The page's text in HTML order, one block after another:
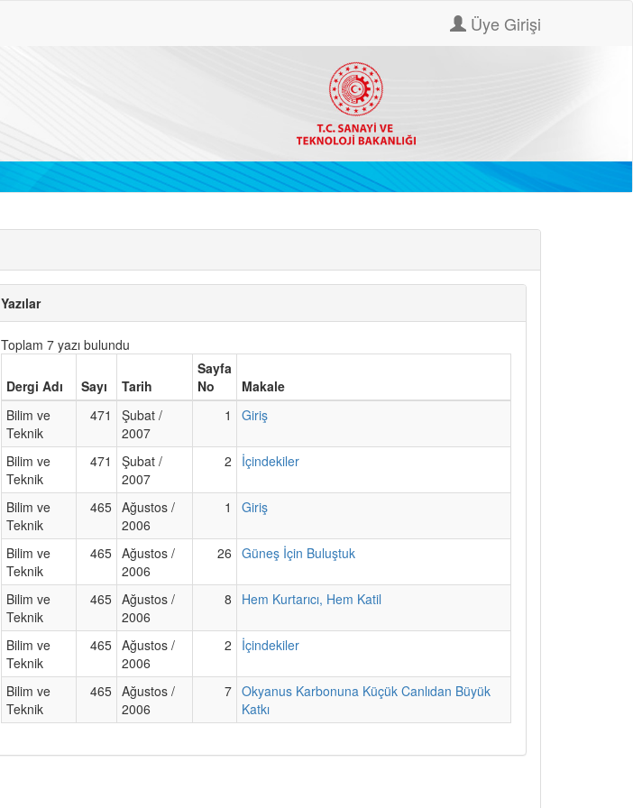
Üye Girişi
Yazılar
Toplam 7 yazı bulundu
Dergi Adı Sayı Tarih
Sayfa
No
Makale
Bilim ve
Teknik
471
Şubat /
2007
1 Giriş
Bilim ve
Teknik
471
Şubat /
2007
2 İçindekiler
Bilim ve
Teknik
465 Ağustos /
2006
1 Giriş
Bilim ve
Teknik
465 Ağustos /
2006
26 Güneş İçin Buluştuk
Bilim ve
Teknik
465 Ağustos /
2006
8 Hem Kurtarıcı, Hem Katil
Bilim ve
Teknik
465 Ağustos /
2006
2 İçindekiler
Bilim ve
Teknik
465 Ağustos /
2006
7 Okyanus Karbonuna Küçük Canlıdan Büyük
Katkı